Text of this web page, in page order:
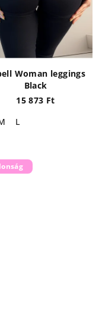
Woman leggings
Black
15 873 Ft
L